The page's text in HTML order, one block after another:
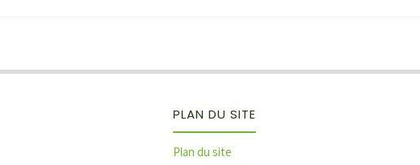
PLAN DU SITE
Plan du site